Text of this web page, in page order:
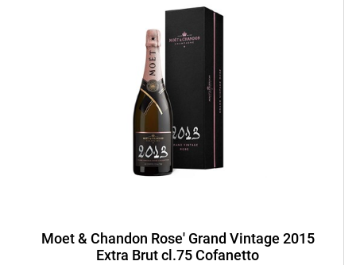
Moet & Chandon Rose' Grand Vintage 2015
Extra Brut cl.75 Cofanetto